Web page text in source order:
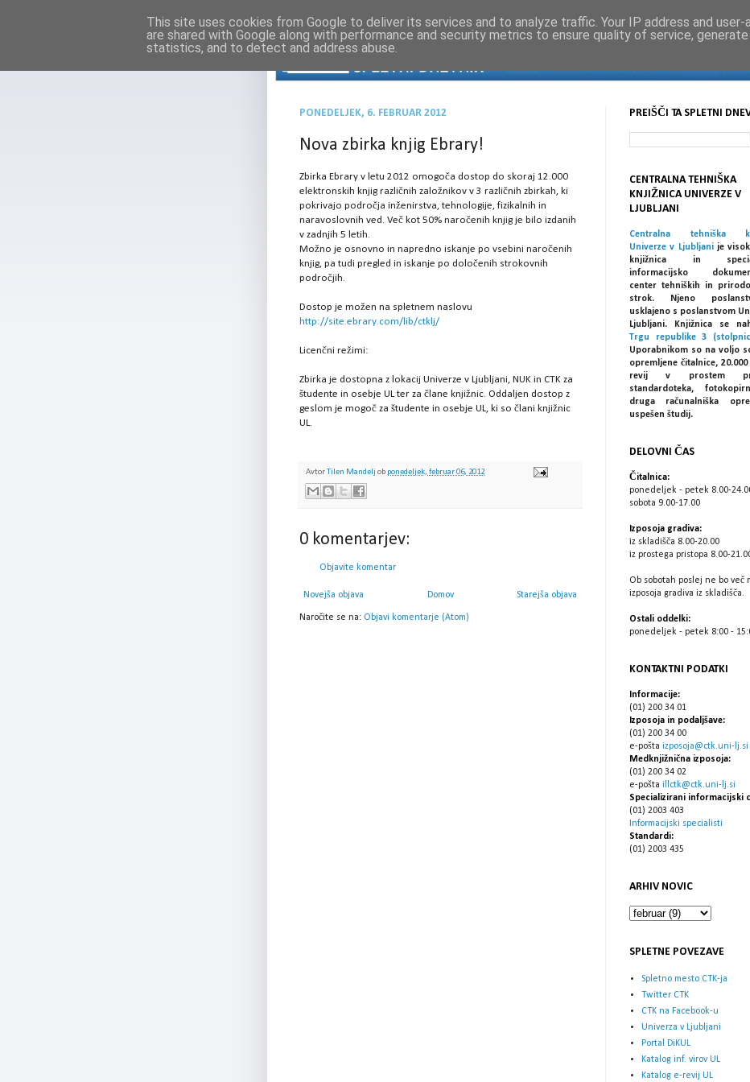
PONEDELJEK, 6. FEBRUAR 2012
Nova zbirka knjig Ebrary!
Zbirka Ebrary v letu 2012 omogoča dostop do skoraj 12.000
elektronskih knjig različnih založnikov v 3 različnih zbirkah, ki
pokrivajo področja inženirstva, tehnologije, fizikalnih in
naravoslovnih ved. Več kot 50% naročenih knjig je bilo izdanih
v zadnjih 5 letih.
Možno je osnovno in napredno iskanje po vsebini naročenih
knjig, pa tudi pregled in iskanje po določenih strokovnih
področjih.
Dostop je možen na spletnem naslovu
http://site.ebrary.com/lib/ctklj/
Licenčni režimi:
Zbirka je dostopna z lokacij Univerze v Ljubljani, NUK in CTK za
študente in osebje UL ter za člane knjižnic. Oddaljen dostop z
geslom je mogoč za študente in osebje UL, ki so člani knjižnic
UL.
AvtorTilen Mandelj ob ponedeljek, februar 06, 2012
0 komentarjev:
Objavite komentar
Novejša objava Starejša objava
Domov
Naročite se na: Objavi komentarje (Atom)
PREIŠČI TA SPLETNI
CENTRALNA TEHNIŠKA
KNJIŽNICA UNIVERZE V
LJUBLJANI
Centralna tehniška
Univerze v Ljubljanije
knjižnica in
informacijsko
center tehniških in
strok. Njeno
usklajeno s poslanstvom
Ljubljani. Knjižnica se
Trgu republike 3
Uporabnikom so na voljo
opremljene čitalnice,
revij v prostem
standardoteka,
druga računalniška
uspešen študij.
DELOVNI ČAS
Čitalnica:
ponedeljek - petek 8.00-
sobota 9.00-17.00
Izposoja gradiva:
iz skladišča 8.00-20.00
iz prostega pristopa 8.00-
Ob sobotah poslej ne bo več
izposoja gradiva iz skladišča.
Ostali oddelki:
ponedeljek - petek 8:00 -
KONTAKTNI PODATKI
Informacije:
(01) 200 34 01
Izposoja in podaljšave:
(01) 200 34 00
e-pošta izposoja@ctk.uni-lj.si
Medknjižnična izposoja:
(01) 200 34 02
e-pošta illctk@ctk.uni-lj.si
Specializirani informacijski
(01) 2003 403
Informacijski specialisti
Standardi:
(01) 2003 435
ARHIV NOVIC
SPLETNE POVEZAVE
Spletno mesto CTK-ja
Twitter CTK
CTK na Facebook-u
Univerza v Ljubljani
Portal DiKUL
Katalog inf. virov UL
Katalog e-revij UL
This site uses cookies from Google to deliver its services and to analyze traffic. Your IP address and user-
are shared with Google along with performance and security metrics to ensure quality of service, generate
statistics, and to detect and address abuse.